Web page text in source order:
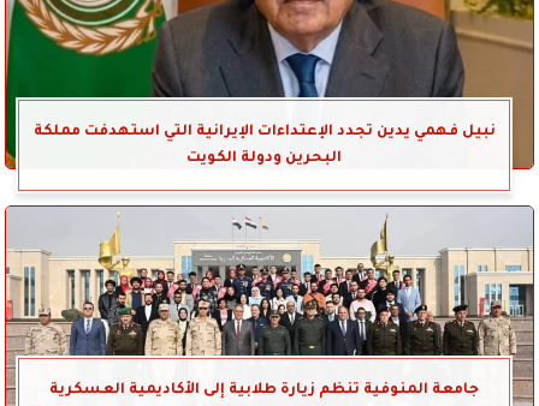
نبيل فهمي يدين تجدد الإعتداءات الإيرانية التي استهدفت مملكة
البحرين ودولة الكويت
جامعة المنوفية تنظم زيارة طلابية إلى الأكاديمية العسكرية